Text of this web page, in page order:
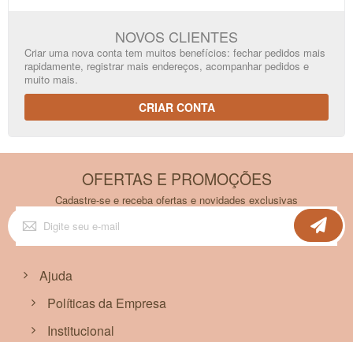
NOVOS CLIENTES
Criar uma nova conta tem muitos benefícios: fechar pedidos mais
rapidamente, registrar mais endereços, acompanhar pedidos e
muito mais.
CRIAR CONTA
OFERTAS E PROMOÇÕES
Cadastre-se e receba ofertas e novidades exclusivas
Inscreva-
se
na
Ajuda
Políticas da Empresa
Institucional